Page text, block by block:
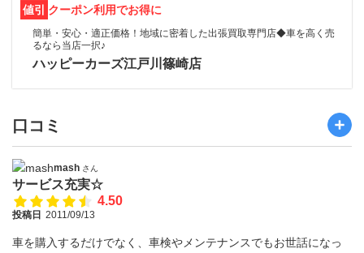
値引 クーポン利用でお得に
簡単・安心・適正価格！地域に密着した出張買取専門店◆車を高く売
るなら当店一択♪
ハッピーカーズ江戸川篠崎店
口コミ
mash さん
サービス充実☆
4.50
投稿日 2011/09/13
車を購入するだけでなく、車検やメンテナンスでもお世話になっ